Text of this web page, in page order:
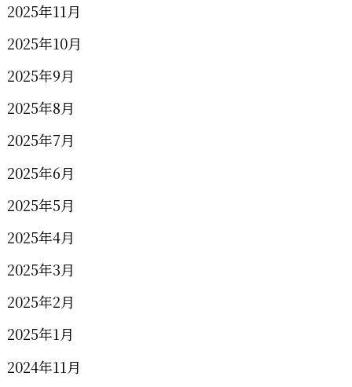
2025年11月
2025年10月
2025年9月
2025年8月
2025年7月
2025年6月
2025年5月
2025年4月
2025年3月
2025年2月
2025年1月
2024年11月